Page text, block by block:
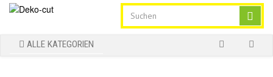
ALLE KATEGORIEN